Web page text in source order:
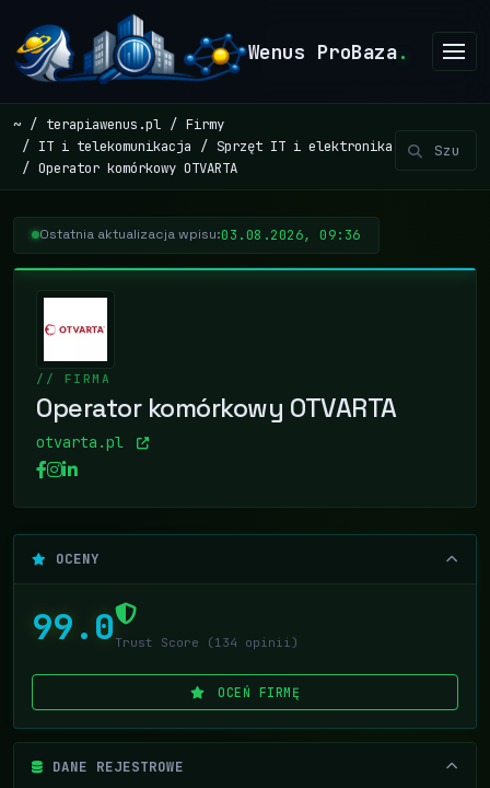
Wenus ProBaza.
~ terapiawenus.pl
Firmy
IT i telekomunikacja
Sprzęt IT i elektronika
Operator komórkowy OTVARTA
Ostatnia aktualizacja wpisu:03.08.2026, 09:36
// FIRMA
Operator komórkowy OTVARTA
otvarta.pl
OCENY
99.0 Trust Score (134 opinii)
OCEŃ FIRMĘ
DANE REJESTROWE